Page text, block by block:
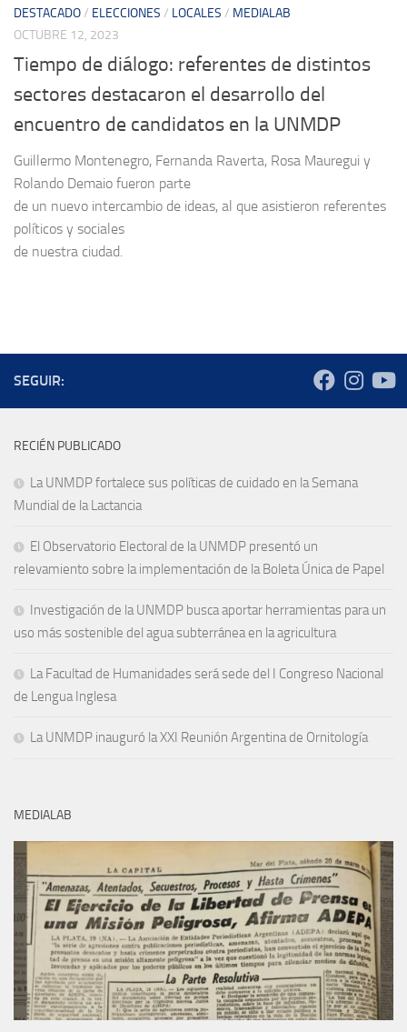
DESTACADO/ ELECCIONES / LOCALES / MEDIALAB
OCTUBRE 12, 2023
Tiempo de diálogo: referentes de distintos
sectores destacaron el desarrollo del
encuentro de candidatos en la UNMDP
Guillermo Montenegro, Fernanda Raverta, Rosa Mauregui y
Rolando Demaio fueron parte
de un nuevo intercambio de ideas, al que asistieron referentes
políticos y sociales
de nuestra ciudad.
SEGUIR:
RECIÉN PUBLICADO
La UNMDP fortalece sus políticas de cuidado en la Semana
Mundial de la Lactancia
El Observatorio Electoral de la UNMDP presentó un
relevamiento sobre la implementación de la Boleta Única de Papel
Investigación de la UNMDP busca aportar herramientas para un
uso más sostenible del agua subterránea en la agricultura
La Facultad de Humanidades será sede del I Congreso Nacional
de Lengua Inglesa
La UNMDP inauguró la XXI Reunión Argentina de Ornitología
MEDIALAB